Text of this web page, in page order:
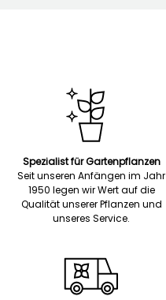
Spezialist für Gartenpflanzen
Seit unseren Anfängen im Jahr
1950 legen wir Wert auf die
Qualität unserer Pflanzen und
unseres Service.